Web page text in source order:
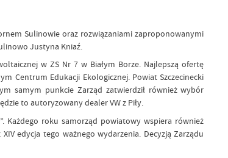
Sulinowie oraz rozwiązaniami zaproponowanymi
Justyna Kniaź.
w ZS Nr 7 w Białym Borze. Najlepszą ofertę
Centrum Edukacji Ekologicznej. Powiat Szczecinecki
samym punkcie Zarząd zatwierdził również wybór
to autoryzowany dealer VW z Piły.
Każdego roku samorząd powiatowy wspiera również
edycja tego ważnego wydarzenia. Decyzją Zarządu